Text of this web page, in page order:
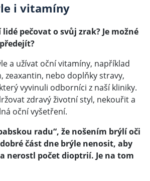
i vitamíny
pečovat o svůj zrak? Je možné
a užívat oční vitamíny, například
zeaxantin, nebo doplňky stravy,
vyvinuli odborníci z naší kliniky.
zdravý životní styl, nekouřit a
oční vyšetření.
radu“, že nošením brýlí oči
část dne brýle nenosit, aby
nerostl počet dioptrií. Je na tom